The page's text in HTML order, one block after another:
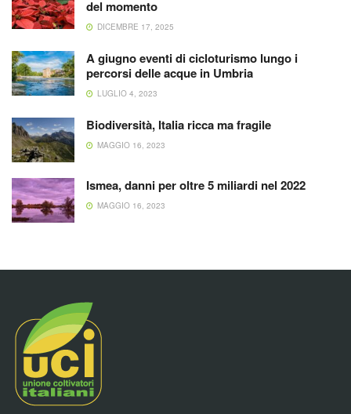
del momento
DICEMBRE 17, 2025
A giugno eventi di cicloturismo lungo i
percorsi delle acque in Umbria
LUGLIO 4, 2023
Biodiversità, Italia ricca ma fragile
MAGGIO 16, 2023
Ismea, danni per oltre 5 miliardi nel 2022
MAGGIO 16, 2023